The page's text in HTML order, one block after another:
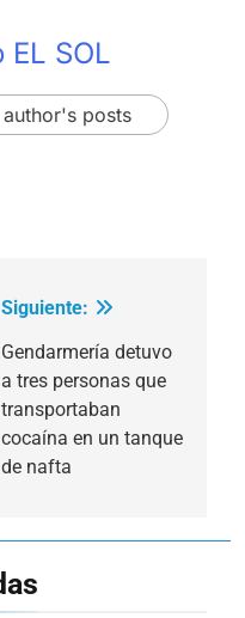
EL SOL
author's posts
Siguiente:
Gendarmería detuvo
a tres personas que
transportaban
cocaína en un tanque
de nafta